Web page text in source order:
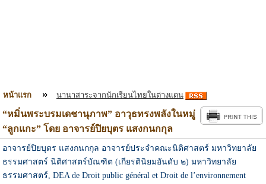
หน้าแรก นานาสาระจากนักเรียนไทยในต่างแดน
“หมิ่นพระบรมเดชานุภาพ” อาวุธทรงพลังในหมู่
“ลูกแกะ” โดย อาจารย์ปิยบุตร แสงกนกกุล
อาจารย์ปิยบุตร แสงกนกกุล อาจารย์ประจำคณะนิติศาสตร์ มหาวิทยาลัย
ธรรมศาสตร์ นิติศาสตร์บัณฑิต (เกียรตินิยมอันดับ ๒) มหาวิทยาลัย
ธรรมศาสตร์, DEA de Droit public général et Droit de l’environnement